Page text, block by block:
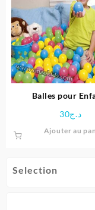
Selection
Balles pour
د.ج30
Ajouter au